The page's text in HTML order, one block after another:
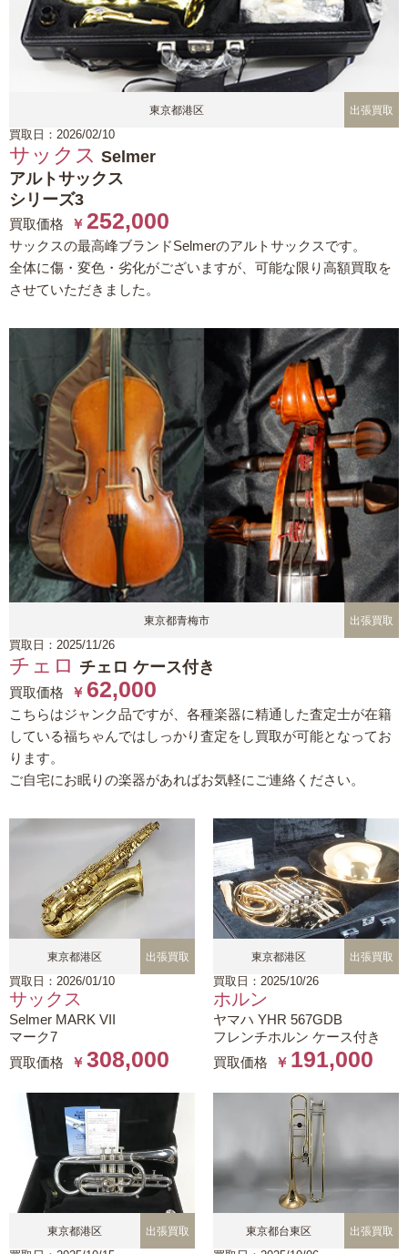
東京都港区 出張買取
買取日：2026/02/10
サックス Selmer
アルトサックス
シリーズ3
買取価格 ￥ 252,000
サックスの最高峰ブランドSelmerのアルトサックスです。
全体に傷・変色・劣化がございますが、可能な限り高額買取を
させていただきました。
東京都青梅市 出張買取
買取日：2025/11/26
チェロ チェロ ケース付き
買取価格 ￥ 62,000
こちらはジャンク品ですが、各種楽器に精通した査定士が在籍
している福ちゃんではしっかり査定をし買取が可能となってお
ります。
ご自宅にお眠りの楽器があればお気軽にご連絡ください。
東京都港区 出張買取
買取日：2026/01/10
サックス
Selmer MARK VII
マーク7
買取価格
￥ 308,000
東京都港区 出張買取
買取日：2025/10/26
ホルン
ヤマハ YHR 567GDB
フレンチホルン ケース付き
買取価格
￥ 191,000
東京都港区 出張買取 東京都台東区 出張買取